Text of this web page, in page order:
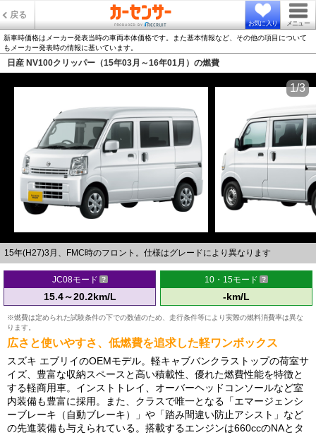
戻る
お気に入り メニュー
新車時価格はメーカー発表当時の車両本体価格です。また基本情報など、その他の項目について
もメーカー発表時の情報に基いています。
日産 NV100クリッパー（15年03月～16年01月）の燃費
15年(H27)3月、FMC時のフロント。仕様はグレードにより異なります
1/3
JC08モード
15.4～20.2km/L
10・15モード
-km/L
※燃費は定められた試験条件の下での数値のため、走行条件等により実際の燃料消費率は異な
ります。
広さと使いやすさ、低燃費を追求した軽ワンボックス
スズキ エブリイのOEMモデル。軽キャブバンクラストップの荷室サ
イズ、豊富な収納スペースと高い積載性、優れた燃費性能を特徴と
する軽商用車。インストトレイ、オーバーヘッドコンソールなど室
内装備も豊富に採用。また、クラスで唯一となる「エマージェンシ
ーブレーキ（自動ブレーキ）」や「踏み間違い防止アシスト」など
の先進装備も与えられている。搭載するエンジンは660ccのNAとタ